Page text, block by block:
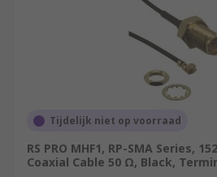
Tijdelijk niet op voorraad
RS PRO MHF1, RP-SMA Series,
Coaxial Cable 50 Ω, Black,